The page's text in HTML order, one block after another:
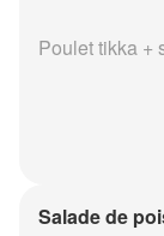
Poulet tikka +
Salade de